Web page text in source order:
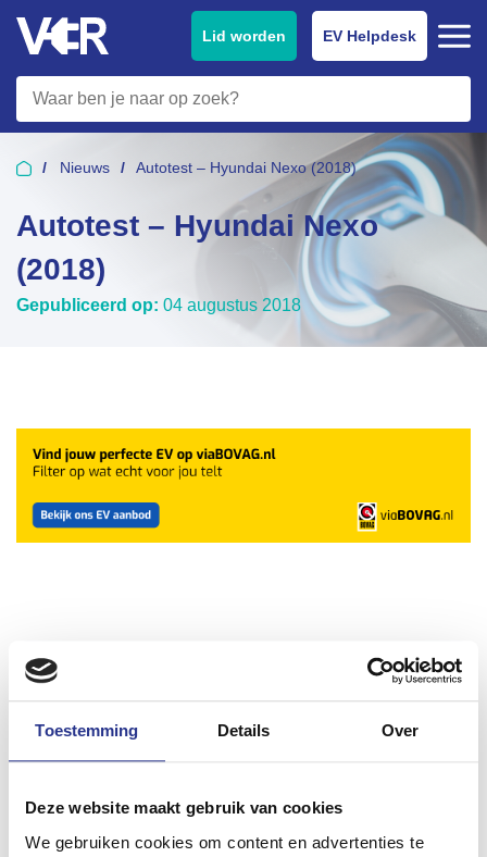
Toestemming Details Over
Deze website maakt gebruik van cookies
We gebruiken cookies om content en advertenties te
Lid worden EV Helpdesk
Nieuws Autotest – Hyundai Nexo (2018)
Autotest – Hyundai Nexo
(2018)
Gepubliceerd op: 04 augustus 2018
Lees ook